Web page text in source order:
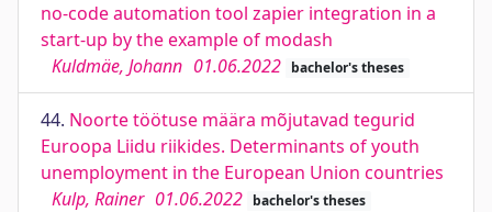
no-code automation tool zapier integration in a
start-up by the example of modash
Kuldmäe, Johann 01.06.2022 bachelor's theses
44. Noorte töötuse määra mõjutavad tegurid
Euroopa Liidu riikides. Determinants of youth
unemployment in the European Union countries
Kulp, Rainer 01.06.2022 bachelor's theses